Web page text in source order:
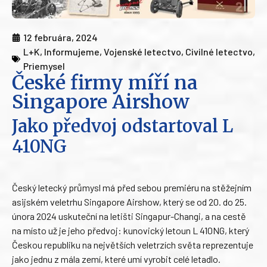
12 februára, 2024
L+K, Informujeme, Vojenské letectvo, Civilné letectvo,
Priemysel
České firmy míří na
Singapore Airshow
Jako předvoj odstartoval L
410NG
Český letecký průmysl má před sebou premiéru na stěžejním
asijském veletrhu Singapore Airshow, který se od 20. do 25.
února 2024 uskuteční na letišti Singapur-Changi, a na cestě
na místo už je jeho předvoj: kunovický letoun L 410NG, který
Českou republiku na největších veletrzích světa reprezentuje
jako jednu z mála zemí, které umí vyrobit celé letadlo.